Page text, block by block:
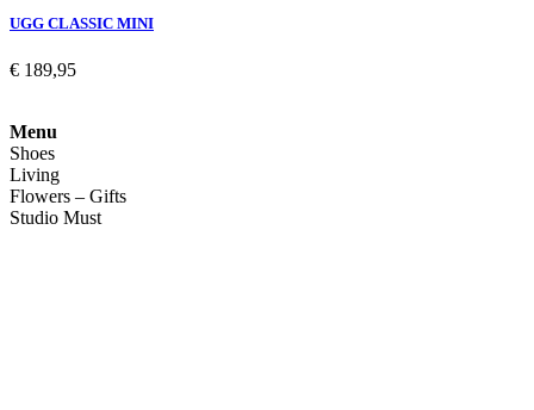
UGG CLASSIC MINI
€ 189,95
Menu
Shoes
Living
Flowers – Gifts
Studio Must